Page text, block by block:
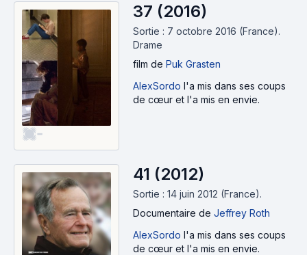
-
37 (2016)
Sortie : 7 octobre 2016 (France).
Drame
film de Puk Grasten
AlexSordo l'a mis dans ses coups
de cœur et l'a mis en envie.
41 (2012)
Sortie : 14 juin 2012 (France).
Documentaire de Jeffrey Roth
AlexSordo l'a mis dans ses coups
de cœur et l'a mis en envie.